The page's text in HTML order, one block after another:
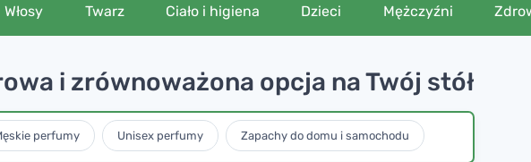
Włosy Twarz Ciało i higiena Dzieci Mężczyźni
i zrównoważona opcja na Twój stół
perfumy Unisex perfumy Zapachy do domu i samochodu